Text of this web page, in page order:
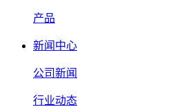
产品
新闻中心
公司新闻
行业动态